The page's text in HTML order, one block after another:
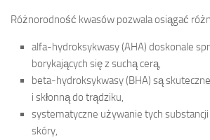
Różnorodność kwasów pozwala osiągać
alfa-hydroksykwasy (AHA) doskonale
borykających się z suchą cerą,
beta-hydroksykwasy (BHA) są
i skłonną do trądziku,
systematyczne używanie tych
skóry,